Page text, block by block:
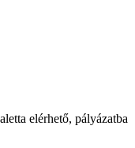
elérhető, pályázatba